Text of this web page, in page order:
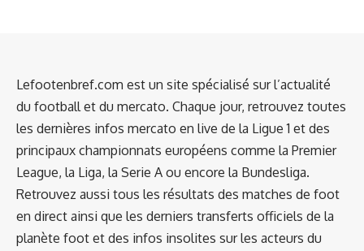
Lefootenbref.com est un site spécialisé sur l’actualité
du football et du mercato. Chaque jour, retrouvez toutes
les dernières infos mercato en live de la Ligue 1 et des
principaux championnats européens comme la Premier
League, la Liga, la Serie A ou encore la Bundesliga.
Retrouvez aussi tous les résultats des matches de foot
en direct ainsi que les derniers transferts officiels de la
planète foot et des infos insolites sur les acteurs du